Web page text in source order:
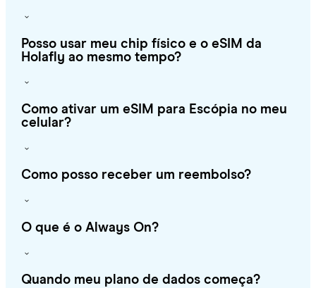
Posso usar meu chip físico e o eSIM da
Holafly ao mesmo tempo?
Como ativar um eSIM para Escópia no meu
celular?
Como posso receber um reembolso?
O que é o Always On?
Quando meu plano de dados começa?